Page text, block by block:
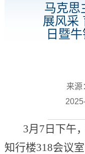
马克思
展风采
日暨
来源
3月7日下午
知行楼318会议